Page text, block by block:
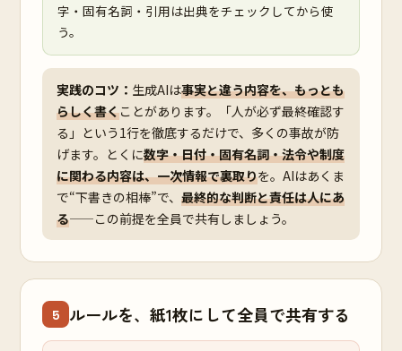
字・固有名詞・引用は出典をチェックしてから使
う。
実践のコツ： 生成AIは事実と違う内容を、もっとも
らしく書くことがあります。「人が必ず最終確認す
る」という1行を徹底するだけで、多くの事故が防
げます。とくに数字・日付・固有名詞・法令や制度
に関わる内容は、一次情報で裏取りを。AIはあくま
で“下書きの相棒”で、 最終的な判断と責任は人にあ
る——この前提を全員で共有しましょう。
5 ルールを、紙1枚にして全員で共有する